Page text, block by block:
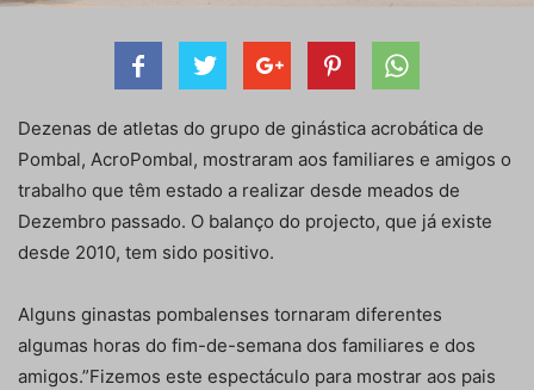
Dezenas de atletas do grupo de ginástica acrobática de
Pombal, AcroPombal, mostraram aos familiares e amigos o
trabalho que têm estado a realizar desde meados de
Dezembro passado. O balanço do projecto, que já existe
desde 2010, tem sido positivo.
Alguns ginastas pombalenses tornaram diferentes
algumas horas do fim-de-semana dos familiares e dos
amigos.”Fizemos este espectáculo para mostrar aos pais